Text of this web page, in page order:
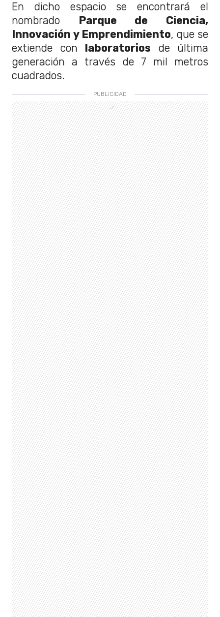
En dicho espacio se encontrará el
nombrado Parque de Ciencia,
Innovación y Emprendimiento, que se
extiende con laboratorios de última
generación a través de 7 mil metros
cuadrados.